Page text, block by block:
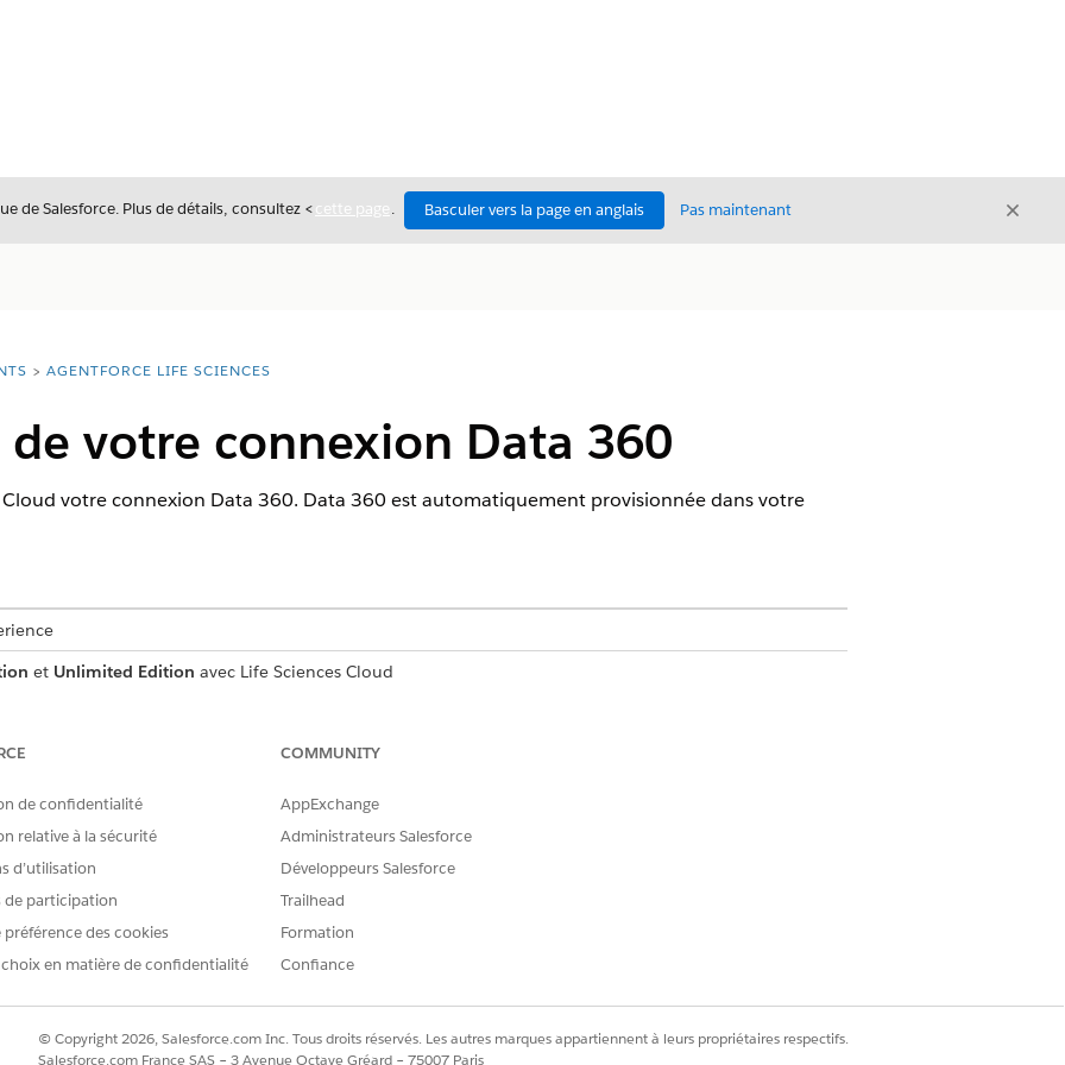
de Salesforce. Plus de détails, consultez <cette page . Basculer vers la page en anglais Pas maintenant Fermer
AGENTFORCE LIFE SCIENCES
votre connexion Data 360
Cloud votre connexion Data 360. Data 360 est automatiquement provisionnée dans votre
et Unlimited Edition avec Life Sciences Cloud
dans votre organisation Salesforce, dans Configuration, saisissez
puis sélectionnezAccueil de configurationde Data Cloud.
afficher les détails de votre instance Data 360 dans votre organisation d'origine ainsi que les
entre votre organisation et Data 360, connectez Data 360 à votre organisation Salesforce.
Salesforce CRMdans la case Recherche rapide, puis sélectionnez
de confidentialité
relative à la sécurité
d’utilisation
de participation
des cookies
choix en matière de confidentialité
COMMUNITY
AppExchange
Administrateurs Salesforce
Développeurs Salesforce
Trailhead
Formation
Confiance
© Copyright 2026, Salesforce.com Inc. Tous droits réservés. Les autres marques appartiennent à leurs propriétaires respectifs.
Salesforce.com France SAS – 3 Avenue Octave Gréard – 75007 Paris